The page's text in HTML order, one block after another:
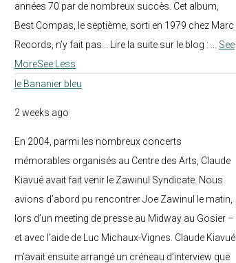
années 70 par de nombreux succès. Cet album,
Best Compas, le septième, sorti en 1979 chez Marc
Records, n’y fait pas... Lire la suite sur le blog :
See
MoreSee Less
le Bananier bleu
2 weeks ago
En 2004, parmi les nombreux concerts
mémorables organisés au Centre des Arts, Claude
Kiavué avait fait venir le Zawinul Syndicate. Nous
avions d’abord pu rencontrer Joe Zawinul le matin,
lors d’un meeting de presse au Midway au Gosier –
et avec l’aide de Luc Michaux-Vignes. Claude Kiavué
m’avait ensuite arrangé un créneau d’interview que